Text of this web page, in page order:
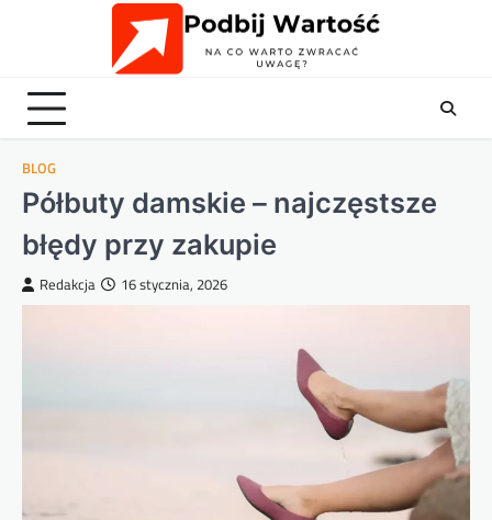
BLOG
Półbuty damskie – najczęstsze
błędy przy zakupie
Redakcja 16 stycznia, 2026